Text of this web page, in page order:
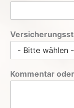
Kommentar